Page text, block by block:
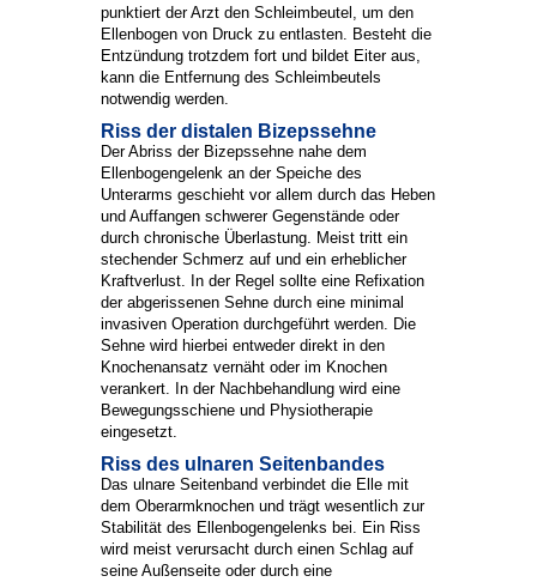
punktiert der Arzt den Schleimbeutel, um den
Ellenbogen von Druck zu entlasten. Besteht die
Entzündung trotzdem fort und bildet Eiter aus,
kann die Entfernung des Schleimbeutels
notwendig werden.
Riss der distalen Bizepssehne
Der Abriss der Bizepssehne nahe dem
Ellenbogengelenk an der Speiche des
Unterarms geschieht vor allem durch das Heben
und Auffangen schwerer Gegenstände oder
durch chronische Überlastung. Meist tritt ein
stechender Schmerz auf und ein erheblicher
Kraftverlust. In der Regel sollte eine Refixation
der abgerissenen Sehne durch eine minimal
invasiven Operation durchgeführt werden. Die
Sehne wird hierbei entweder direkt in den
Knochenansatz vernäht oder im Knochen
verankert. In der Nachbehandlung wird eine
Bewegungsschiene und Physiotherapie
eingesetzt.
Riss des ulnaren Seitenbandes
Das ulnare Seitenband verbindet die Elle mit
dem Oberarmknochen und trägt wesentlich zur
Stabilität des Ellenbogengelenks bei. Ein Riss
wird meist verursacht durch einen Schlag auf
seine Außenseite oder durch eine